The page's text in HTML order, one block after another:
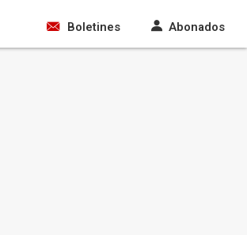
Boletines Abonados